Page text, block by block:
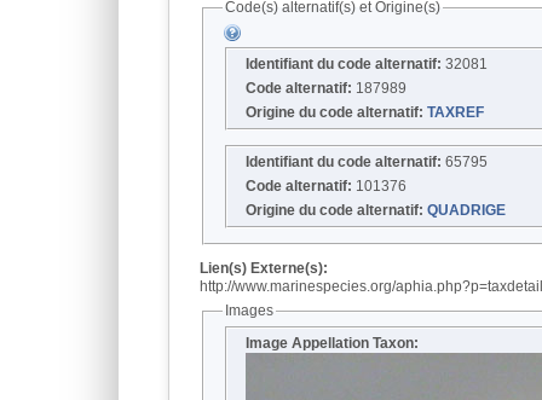
Code(s) alternatif(s) et Origine(s)
Identifiant du code alternatif: 32081
Code alternatif: 187989
Origine du code alternatif: TAXREF
Identifiant du code alternatif: 65795
Code alternatif: 101376
Origine du code alternatif: QUADRIGE
Lien(s) Externe(s):
http://www.marinespecies.org/
Images
Image Appellation Taxon: